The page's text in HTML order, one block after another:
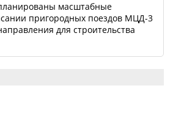
масштабные
пригородных поездов МЦД-3
для строительства